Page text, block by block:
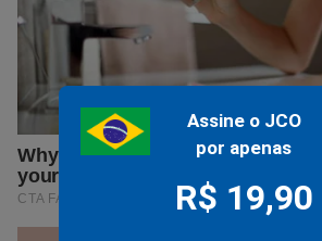
Assine o JCO
por apenas
R$ 19,90